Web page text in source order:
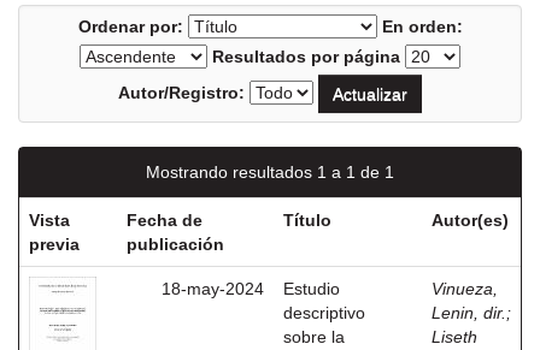
Ordenar por:
En orden:
Resultados por página
Autor/Registro:
Mostrando resultados 1 a 1 de 1
Vista
previa
Fecha de
publicación
Título Autor(es)
18-may-2024
Estudio
descriptivo
sobre la
Vinueza,
Lenin, dir. ;
Liseth